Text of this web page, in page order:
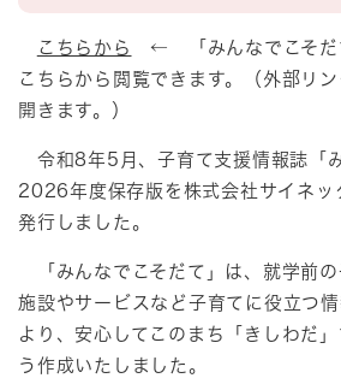
こちらから
← 「みんなでこそだ
こちらから閲覧できます。（外部リ
開きます。）
令和8年5月、子育て支援情報誌「み
2026年度保存版を株式会社サイネッ
発行しました。
「みんなでこそだて」は、就学前の
施設やサービスなど子育てに役立つ
より、安心してこのまち「きしわだ
う作成いたしました。